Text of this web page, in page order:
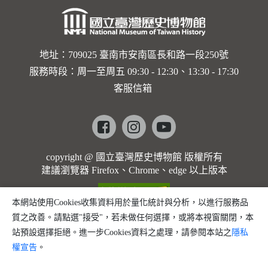
地址：709025 臺南市安南區長和路一段250號
服務時段：周一至周五 09:30 - 12:30、13:30 - 17:30
客服信箱
Facebookinstagramyoutube
copyright @ 國立臺灣歷史博物館 版權所有
建議瀏覽器 Firefox、Chrome、edge 以上版本
本網站使用Cookies收集資料用於量化統計與分析，以進行服務品
質之改善。請點選"接受"，若未做任何選擇，或將本視窗關閉，本
站預設選擇拒絕。進一步Cookies資料之處理，請參閱本站之 隱私
權宣告 。